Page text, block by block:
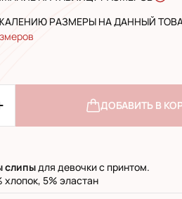
РАЗМЕРЫ НА ДАННЫЙ
ДОБАВИТЬ В
слипыдля девочки с принтом.
5% эластан